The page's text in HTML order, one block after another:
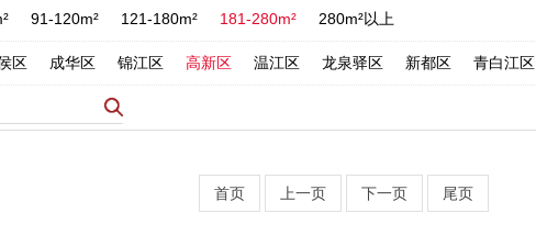
91-120m² 121-180m² 181-280m² 280m²以上
区 成华区 锦江区 高新区 温江区 龙泉驿区 新都区 青白江区
首页 上一页 下一页 尾页